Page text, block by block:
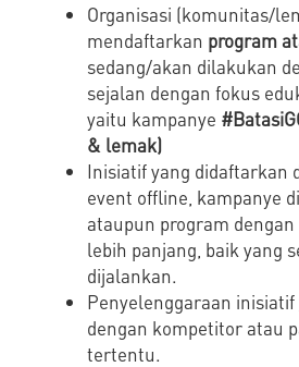
Organisasi (komunitas/
mendaftarkan program
sedang/akan dilakukan
sejalan dengan fokus
yaitu kampanye
& lemak)
Inisiatif yang didaftarkan
event offline, kampanye
ataupun program
lebih panjang, baik yang
dijalankan.
Penyelenggaraan inisiatif
dengan kompetitor atau
tertentu.